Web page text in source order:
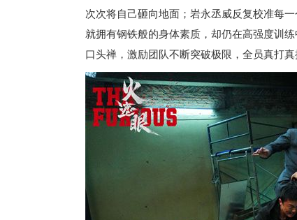
次次将自己砸向地面；岩永丞威反复校准每
就拥有钢铁般的身体素质，却仍在高强度训
口头禅，激励团队不断突破极限，全员真打